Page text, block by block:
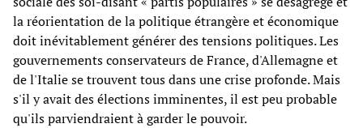
la réorientation de la politique étrangère et économique
doit inévitablement générer des tensions politiques. Les
gouvernements conservateurs de France, d'Allemagne et
de l'Italie se trouvent tous dans une crise profonde. Mais
s'il y avait des élections imminentes, il est peu probable
qu'ils parviendraient à garder le pouvoir.